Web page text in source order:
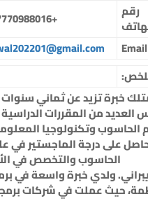
رقم
+96777
0988016
Email
:
خبرة تزيد عن ثماني
العديد من المقررات
الحاسوب وتكنولوجيا
على درجة الماجستير في
الحاسوب والتخصص في
ولدي خبرة واسعة في
حيث عملت في شركات